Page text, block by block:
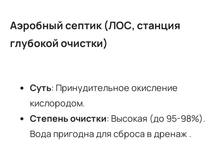
Аэробный септик (ЛОС, станция
глубокой очистки)
Суть: Принудительное окисление
кислородом.
Степень очистки: Высокая (до 95-98%).
Вода пригодна для сброса в дренаж .